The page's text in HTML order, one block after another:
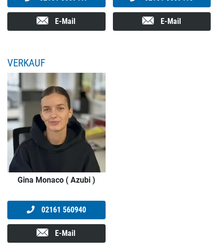
E-Mail E-Mail
VERKAUF
Gina Monaco ( Azubi )
02161 560940
E-Mail